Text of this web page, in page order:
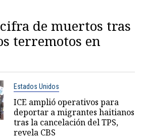
de muertos tras
terremotos en
Estados Unidos
ICE amplió operativos para
deportar a migrantes haitianos
tras la cancelación del TPS,
revela CBS